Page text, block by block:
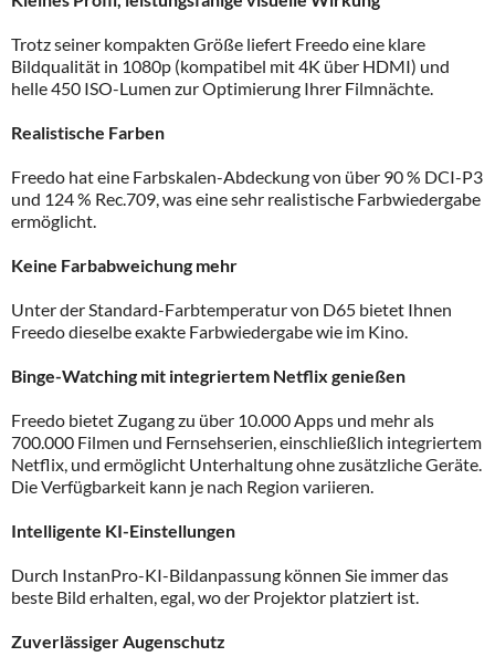
Trotz seiner kompakten Größe liefert Freedo eine klare
Bildqualität in 1080p (kompatibel mit 4K über HDMI) und
helle 450 ISO-Lumen zur Optimierung Ihrer Filmnächte.
Realistische Farben
Freedo hat eine Farbskalen-Abdeckung von über 90 % DCI-P3
und 124 % Rec.709, was eine sehr realistische Farbwiedergabe
ermöglicht.
Keine Farbabweichung mehr
Unter der Standard-Farbtemperatur von D65 bietet Ihnen
Freedo dieselbe exakte Farbwiedergabe wie im Kino.
Binge-Watching mit integriertem Netflix genießen
Freedo bietet Zugang zu über 10.000 Apps und mehr als
700.000 Filmen und Fernsehserien, einschließlich integriertem
Netflix, und ermöglicht Unterhaltung ohne zusätzliche Geräte.
Die Verfügbarkeit kann je nach Region variieren.
Intelligente KI-Einstellungen
Durch InstanPro-KI-Bildanpassung können Sie immer das
beste Bild erhalten, egal, wo der Projektor platziert ist.
Zuverlässiger Augenschutz